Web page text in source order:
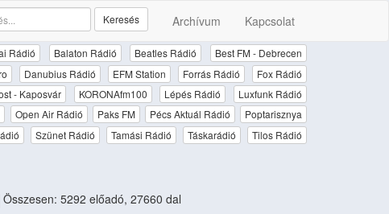
Archívum Kapcsolat
Keresés
Rádió Balaton Rádió Beatles Rádió
Best FM - Debrecen
Danubius Rádió EFM Station Forrás Rádió
Fox Rádió
- Kaposvár KORONAfm100 Lépés Rádió
Luxfunk Rádió
Open Air Rádió Paks FM Pécs Aktuál Rádió
Poptarisznya
Szünet Rádió Tamási Rádió Táskarádió
Tilos Rádió
Összesen: 5292 előadó, 27660 dal